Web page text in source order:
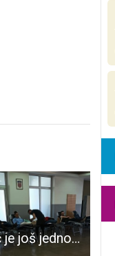
Gospić je još jednom pokazao veliko srce